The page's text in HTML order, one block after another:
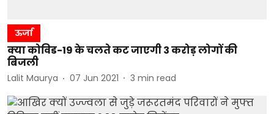
ऊर्जा
क्या कोविड-19 के चलते कट जाएगी 3 करोड़ लोगों की
बिजली
Lalit Maurya 07 Jun 2021 3 min read